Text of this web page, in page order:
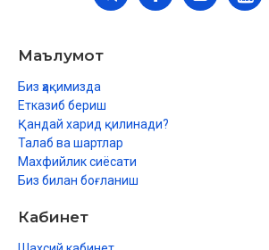
Маълумот
Биз ҳақимизда
Етказиб бериш
Қандай харид қилинади?
Талаб ва шартлар
Махфийлик сиёсати
Биз билан боғланиш
Кабинет